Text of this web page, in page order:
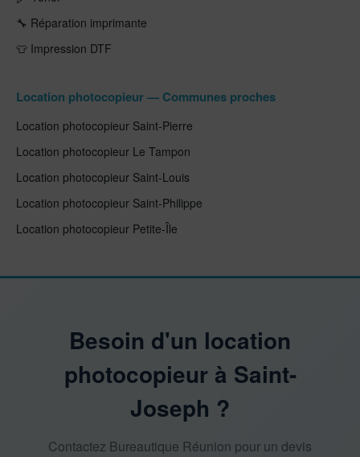
🔧 Réparation imprimante
👕 Impression DTF
Location photocopieur — Communes proches
Location photocopieur Saint-Pierre
Location photocopieur Le Tampon
Location photocopieur Saint-Louis
Location photocopieur Saint-Philippe
Location photocopieur Petite-Île
Besoin d'un location
photocopieur à Saint-
Joseph ?
Contactez Bureautique Réunion pour un devis